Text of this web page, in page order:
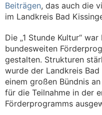
Beiträgen, das auch die
im Landkreis Bad
Die „1 Stunde Kultur“
bundesweiten
gestalten. Strukturen
wurde der Landkreis
einem großen Bündnis
für die Teilnahme in der
Förderprogramms